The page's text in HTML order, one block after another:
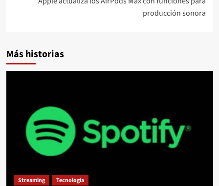
producción sonora
Más historias
Streaming Tecnología